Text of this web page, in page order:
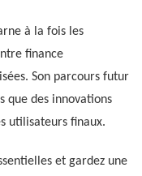
à la fois les
finance
Son parcours futur
que des innovations
utilisateurs finaux.
et gardez une